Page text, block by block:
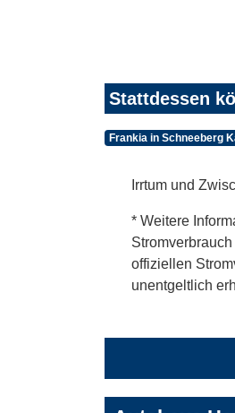
Stattdessen
Frankia in Schneeberg
Irrtum und
* Weitere
offiziellen
unentgeltlich